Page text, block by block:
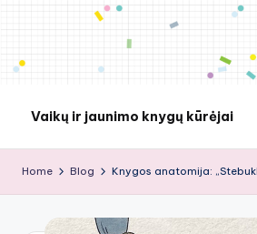
Vaikų ir jaunimo knygų kūrėjai
Home Blog Knygos anatomija: